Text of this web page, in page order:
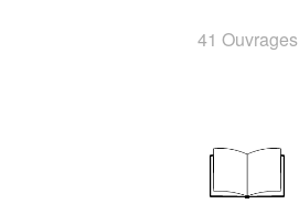
41 Ouvrages